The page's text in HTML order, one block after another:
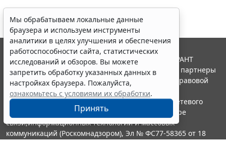
Мы обрабатываем локальные данные
браузера и используем инструменты
аналитики в целях улучшения и обеспечения
работоспособности сайта, статистических
исследований и обзоров. Вы можете
запретить обработку указанных данных в
настройках браузера. Пожалуйста,
ознакомьтесь с условиями их обработки.
Принять
© ООО "НПП "ГАРАНТ-СЕРВИС", 2026. Система ГАРАНТ
выпускается с 1990 года. Компания "Гарант" и ее партнеры
являются участниками Российской ассоциации правовой
информации ГАРАНТ.
Портал ГАРАНТ.РУ зарегистрирован в качестве сетевого
издания Федеральной службой по надзору в сфере
связи,информационных технологий и массовых
коммуникаций (Роскомнадзором), Эл № ФС77-58365 от 18